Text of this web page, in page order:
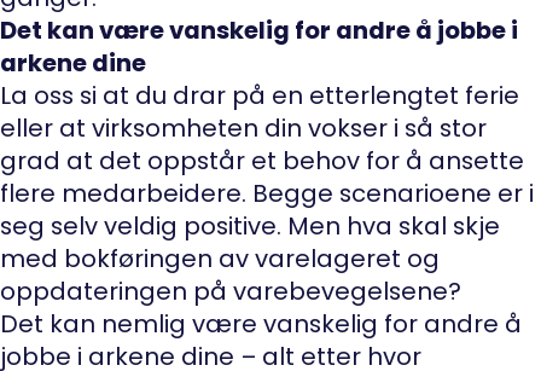
Det kan være vanskelig for andre å jobbe i
arkene dine
La oss si at du drar på en etterlengtet ferie
eller at virksomheten din vokser i så stor
grad at det oppstår et behov for å ansette
flere medarbeidere. Begge scenarioene er i
seg selv veldig positive. Men hva skal skje
med bokføringen av varelageret og
oppdateringen på varebevegelsene?
Det kan nemlig være vanskelig for andre å
jobbe i arkene dine – alt etter hvor